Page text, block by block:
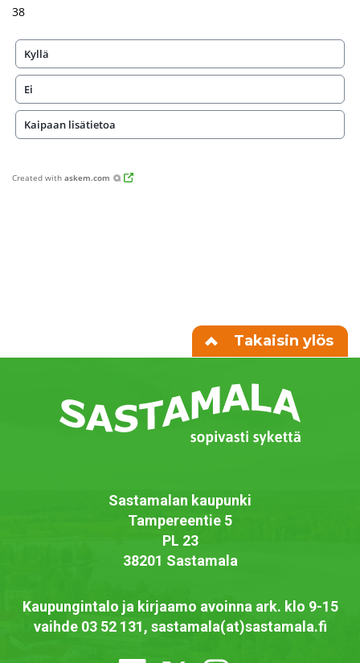
38
Kyllä
Ei
Kaipaan lisätietoa
Created with askem.com
Takaisin ylös
Sastamalan kaupunki
Tampereentie 5
PL 23
38201 Sastamala
Kaupungintalo ja kirjaamo avoinna ark. klo 9-15
vaihde 03 52 131, sastamala(at)sastamala.fi